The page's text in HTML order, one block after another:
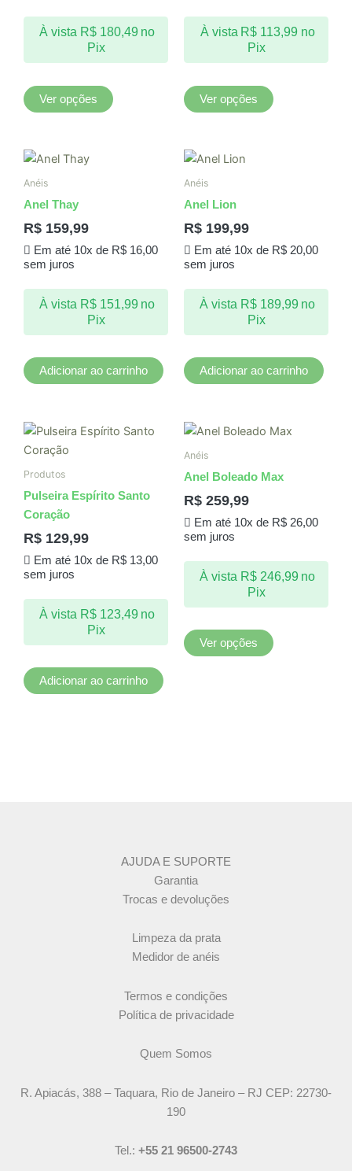
À vista R$180,49 no
Pix
Ver opções
podem
ser
página
À vista R$ 113,99 no
Pix
Ver opções
podem
ser
página
Anéis
Anel Thay
R$ 159,99
Em até 10x de R$16,00
sem juros
À vista R$151,99 no
Pix
Adicionar ao carrinho
Anéis
Anel Lion
R$ 199,99
Em até 10x de R$20,00
sem juros
À vista R$189,99 no
Pix
Adicionar ao carrinho
Produtos
Pulseira Espírito Santo
Coração
R$ 129,99
Em até 10x de R$13,00
sem juros
À vista R$123,49 no
Pix
Adicionar ao carrinho
Anéis
Anel Boleado Max
R$ 259,99
Em até 10x de R$26,00
sem juros
À vista R$246,99 no
Pix
Ver opções
Este
As
podem
ser
página
AJUDA E SUPORTE
Garantia
Trocas e devoluções
Limpeza da prata
Medidor de anéis
Termos e condições
Política de privacidade
Quem Somos
R. Apiacás, 388 – Taquara, Rio de Janeiro – RJ CEP: 22730-
190
Tel.: +55 21 96500-2743